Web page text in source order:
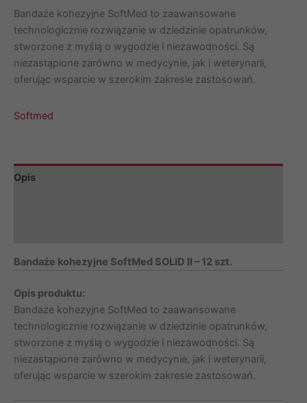
kohezyjne
SOLID
II
12szt.
Softmed
Bandaże kohezyjne SoftMed to zaawansowane
technologicznie rozwiązanie w dziedzinie opatrunków,
stworzone z myślą o wygodzie i niezawodności. Są
niezastąpione zarówno w medycynie, jak i weterynarii,
oferując wsparcie w szerokim zakresie zastosowań.
Softmed
Opis
Bandaże kohezyjne SoftMed SOLID II – 12 szt.
Opis produktu:
Bandaże kohezyjne SoftMed to zaawansowane
technologicznie rozwiązanie w dziedzinie opatrunków,
stworzone z myślą o wygodzie i niezawodności. Są
niezastąpione zarówno w medycynie, jak i weterynarii,
oferując wsparcie w szerokim zakresie zastosowań.